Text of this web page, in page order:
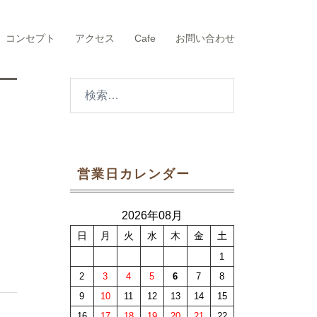
コンセプト アクセス Cafe お問い合わせ
営業日カレンダー
2026年08月
日 月 火 水 木 金 土
1
2
3 4 5 6 7
8
9
10 11 12 13 14
15